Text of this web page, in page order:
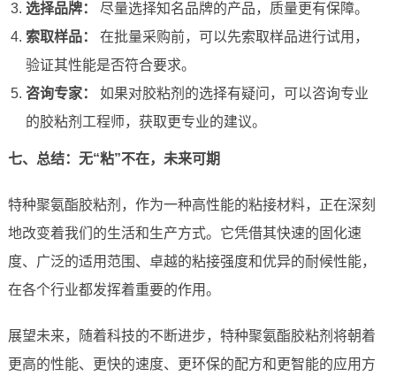
选择品牌：
尽量选择知名品牌的产品，质量更有保障。
索取样品：
在批量采购前，可以先索取样品进行试用，
验证其性能是否符合要求。
咨询专家：
如果对胶粘剂的选择有疑问，可以咨询专业
的胶粘剂工程师，获取更专业的建议。
七、总结：无“粘”不在，未来可期
特种聚氨酯胶粘剂，作为一种高性能的粘接材料，正在深刻
地改变着我们的生活和生产方式。它凭借其快速的固化速
度、广泛的适用范围、卓越的粘接强度和优异的耐候性能，
在各个行业都发挥着重要的作用。
展望未来，随着科技的不断进步，特种聚氨酯胶粘剂将朝着
更高的性能、更快的速度、更环保的配方和更智能的应用方